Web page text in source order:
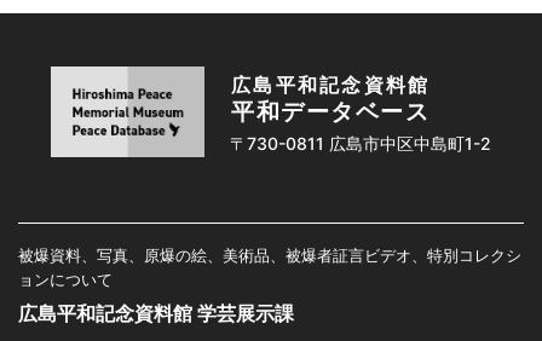
広島平和記念資料館
平和データベース
〒730-0811 広島市中区中島町1-2
被爆資料、写真、原爆の絵、美術品、被爆者証言ビデオ、特別コレクシ
ョンについて
広島平和記念資料館 学芸展示課